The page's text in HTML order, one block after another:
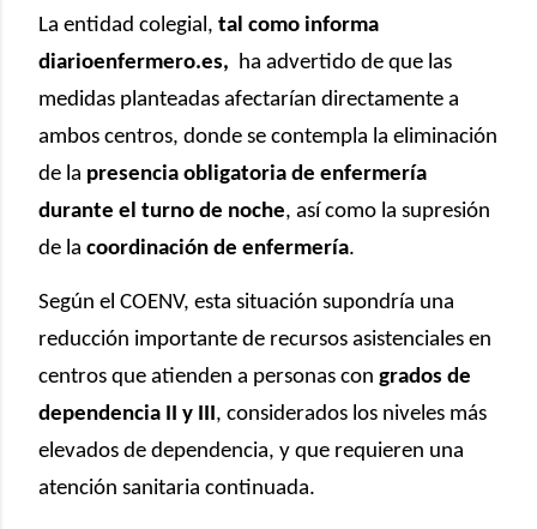
La entidad colegial, tal como informa
diarioenfermero.es,
ha advertido de que las
medidas planteadas afectarían directamente a
ambos centros, donde se contempla la eliminación
de la presencia obligatoria de enfermería
durante el turno de noche, así como la supresión
de la coordinación de enfermería.
Según el COENV, esta situación supondría una
reducción importante de recursos asistenciales en
centros que atienden a personas con grados de
dependencia II y III , considerados los niveles más
elevados de dependencia, y que requieren una
atención sanitaria continuada.